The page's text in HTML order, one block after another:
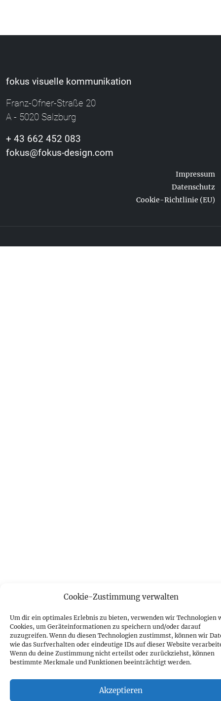
Cookie-Zustimmung verwalten
Um dir ein optimales Erlebnis zu bieten, verwenden wir Technologien
Cookies, um Geräteinformationen zu speichern und/oder darauf
zuzugreifen. Wenn du diesen Technologien zustimmst, können wir
wie das Surfverhalten oder eindeutige IDs auf dieser Website
Wenn du deine Zustimmung nicht erteilst oder zurückziehst, können
bestimmte Merkmale und Funktionen beeinträchtigt werden.
Akzeptieren
fokus visuelle kommunikation
Franz-Ofner-Straße 20
A - 5020 Salzburg
+ 43 662 452 083
fokus@fokus-design.com
Impressum
Datenschutz
Cookie-Richtlinie (EU)